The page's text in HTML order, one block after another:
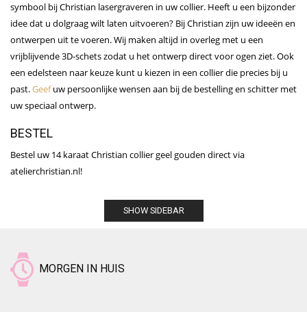
symbool bij Christian lasergraveren in uw collier. Heeft u een bijzonder
idee dat u dolgraag wilt laten uitvoeren? Bij Christian zijn uw ideeën en
ontwerpen uit te voeren. Wij maken altijd in overleg met u een
vrijblijvende 3D-schets zodat u het ontwerp direct voor ogen ziet. Ook
een edelsteen naar keuze kunt u kiezen in een collier die precies bij u
past.Geefuw persoonlijke wensen aan bij de bestelling en schitter met
uw speciaal ontwerp.
BESTEL
Bestel uw 14 karaat Christian collier geel gouden direct via
atelierchristian.nl!
SHOW SIDEBAR
MORGEN IN HUIS